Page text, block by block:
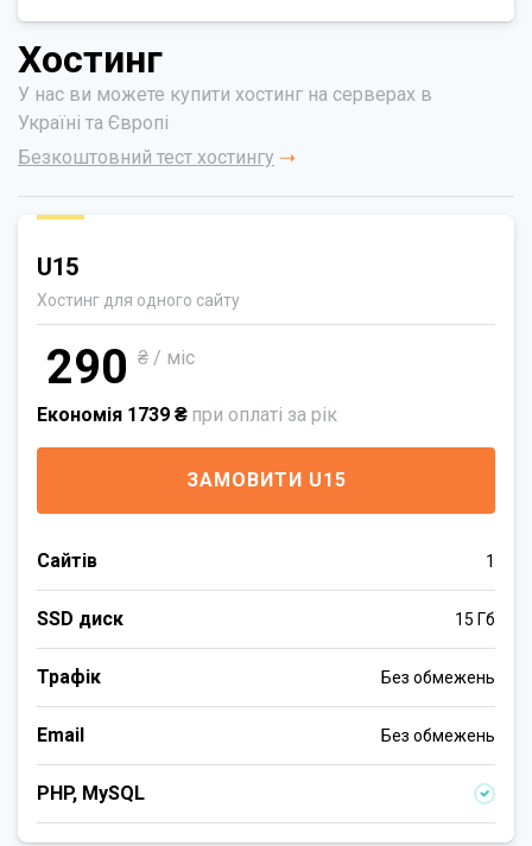
Хостинг
У нас ви можете купити хостинг на серверах в
Україні та Європі
Безкоштовний тест хостингу
U15
Хостинг для одного сайту
290 ₴ / міс
Економія 1739 ₴ при оплаті за рік
ЗАМОВИТИ U15
Сайтів 1
SSD диск 15 Гб
Трафік Без обмежень
Email Без обмежень
PHP, MySQL